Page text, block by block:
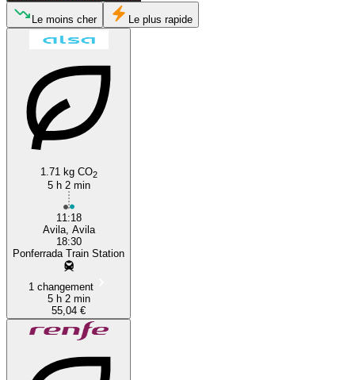
Ponferrada
Le moins cher Le plus rapide
1.71 kg CO2
5 h 2 min
11:18
Avila, Avila
18:30
Ponferrada Train Station
1 changement
5 h 2 min
55,04 €